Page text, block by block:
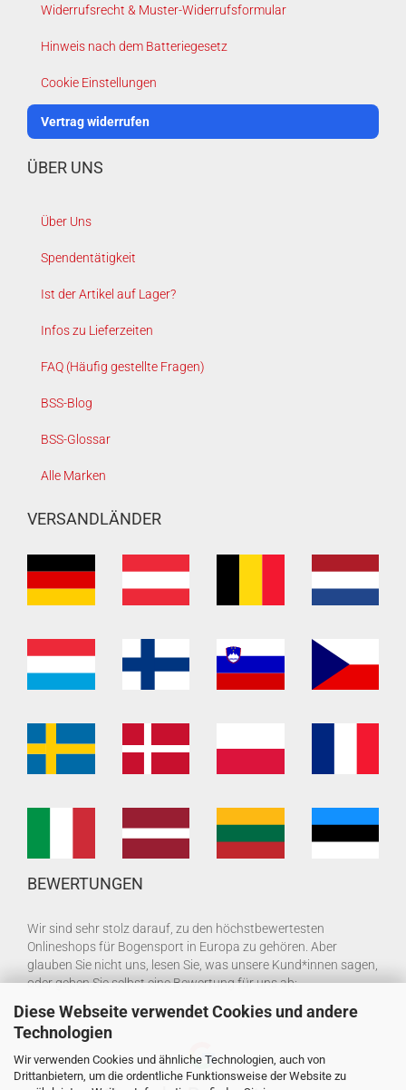
Diese Webseite verwendet Cookies und andere
Technologien
Wir verwenden Cookies und ähnliche Technologien, auch von
Drittanbietern, um die ordentliche Funktionsweise der Website zu
Widerrufsrecht & Muster-Widerrufsformular
Hinweis nach dem Batteriegesetz
Cookie Einstellungen
Vertrag widerrufen
ÜBER UNS
Über Uns
Spendentätigkeit
Ist der Artikel auf Lager?
Infos zu Lieferzeiten
FAQ (Häufig gestellte Fragen)
BSS-Blog
BSS-Glossar
Alle Marken
VERSANDLÄNDER
BEWERTUNGEN
Wir sind sehr stolz darauf, zu den höchstbewertesten
Onlineshops für Bogensport in Europa zu gehören. Aber
glauben Sie nicht uns, lesen Sie, was unsere Kund*innen sagen,
oder geben Sie selbst eine Bewertung für uns ab: